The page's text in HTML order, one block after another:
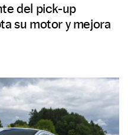
del pick-up
su motor y mejora